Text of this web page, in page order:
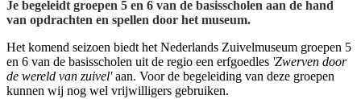
Je begeleidt groepen 5 en 6 van de basisscholen aan de hand
van opdrachten en spellen door het museum.
Het komend seizoen biedt het Nederlands Zuivelmuseum groepen 5
en 6 van de basisscholen uit de regio een erfgoedles 'Zwerven door
de wereld van zuivel'aan. Voor de begeleiding van deze groepen
kunnen wij nog wel vrijwilligers gebruiken.